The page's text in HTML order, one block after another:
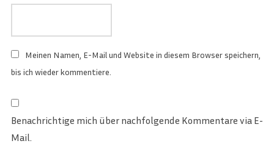
Meinen Namen, E-Mail und Website in diesem Browser speichern,
bis ich wieder kommentiere.
Benachrichtige mich über nachfolgende Kommentare via E-
Mail.